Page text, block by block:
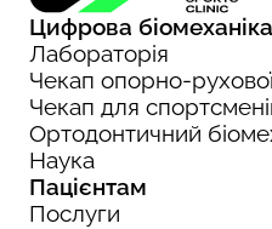
Цифрова біомеханіка
Лабораторія
Чекап опорно-
Чекап для
Ортодонтичний
Наука
Пацієнтам
Послуги